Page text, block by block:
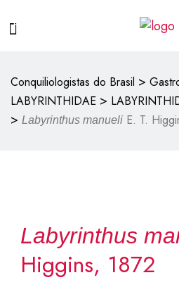
Conquiliologistas do Brasil >
LABYRINTHIDAE >
> Labyrinthus manueli E. T.
Labyrinthus
Higgins, 1872